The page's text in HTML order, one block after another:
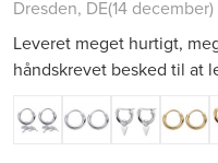
Dresden, DE(14 december)
Leveret meget hurtigt,
håndskrevet besked til at